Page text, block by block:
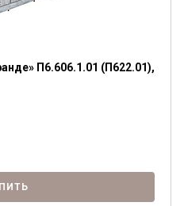
П6.606.1.01 (П622.01),